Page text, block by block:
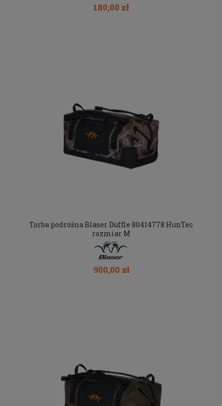
180,00 zł
Torba podróżna Blaser Duffle 80414778 HunTec
rozmiar M
900,00 zł